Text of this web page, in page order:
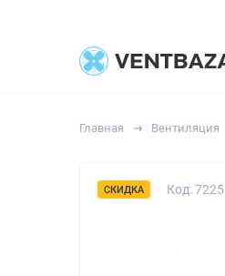
Главная Вентиляция
СКИДКА Код: 7225